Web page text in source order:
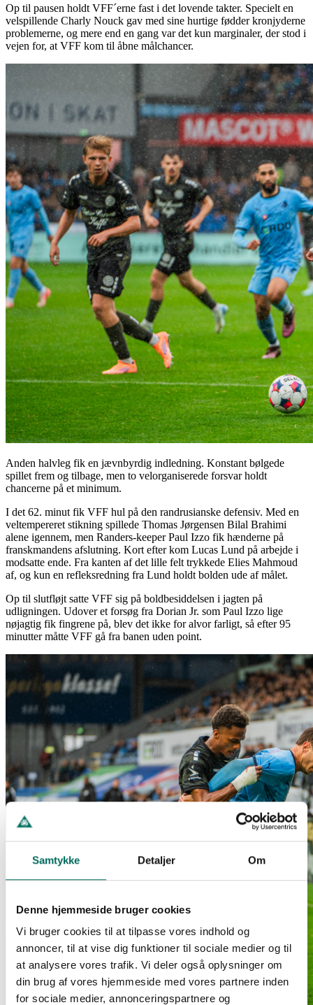
Samtykke Detaljer Om
Denne hjemmeside bruger cookies
Vi bruger cookies til at tilpasse vores indhold og
annoncer, til at vise dig funktioner til sociale medier og til
at analysere vores trafik. Vi deler også oplysninger om
din brug af vores hjemmeside med vores partnere inden
for sociale medier, annonceringspartnere og
Op til pausen holdt VFF´erne fast i det lovende takter. Specielt en
velspillende Charly Nouck gav med sine hurtige fødder kronjyderne
problemerne, og mere end en gang var det kun marginaler, der stod i
vejen for, at VFF kom til åbne målchancer.
Anden halvleg fik en jævnbyrdig indledning. Konstant bølgede
spillet frem og tilbage, men to velorganiserede forsvar holdt
chancerne på et minimum.
I det 62. minut fik VFF hul på den randrusianske defensiv. Med en
veltempereret stikning spillede Thomas Jørgensen Bilal Brahimi
alene igennem, men Randers-keeper Paul Izzo fik hænderne på
franskmandens afslutning. Kort efter kom Lucas Lund på arbejde i
modsatte ende. Fra kanten af det lille felt trykkede Elies Mahmoud
af, og kun en refleksredning fra Lund holdt bolden ude af målet.
Op til slutfløjt satte VFF sig på boldbesiddelsen i jagten på
udligningen. Udover et forsøg fra Dorian Jr. som Paul Izzo lige
nøjagtig fik fingrene på, blev det ikke for alvor farligt, så efter 95
minutter måtte VFF gå fra banen uden point.